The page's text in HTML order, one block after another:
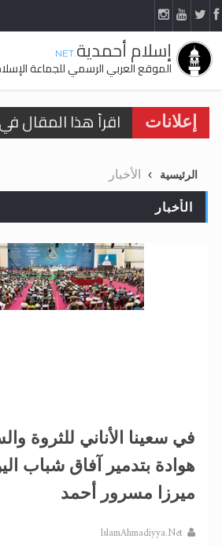
إسلام أحمدية.NET
الموقع العربي الرسمي للجماعة
إعلانات
اقرأ هذا المقال
تعميم هامّ لأفراد
تعميم هامّ لأفراد
اقرأ هذا الكتاب
اقرأ هذا المقال
الرئيسية الأخبار
الأخبار
في سعينا الأناني للثروة
هوادة بتدمير آفاق شباب
ميرزا مسرور أحمد
IslamAhmadiyya.Net